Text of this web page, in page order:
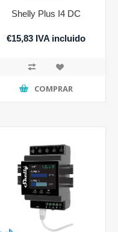
Shelly Plus I4 DC
€15,83 IVA incluido
COMPRAR